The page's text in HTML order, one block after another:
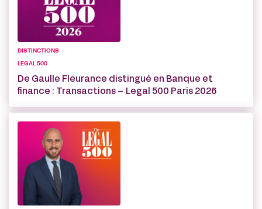
DISTINCTIONS
LEGAL 500
De Gaulle Fleurance distingué en Banque et
finance : Transactions – Legal 500 Paris 2026